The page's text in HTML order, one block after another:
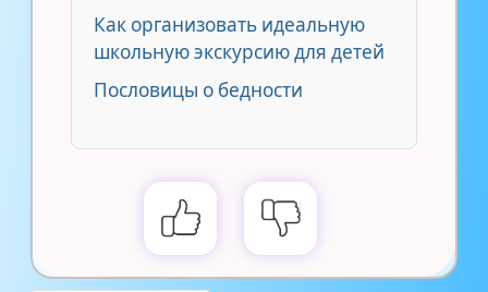
Как организовать идеальную
школьную экскурсию для детей
Пословицы о бедности